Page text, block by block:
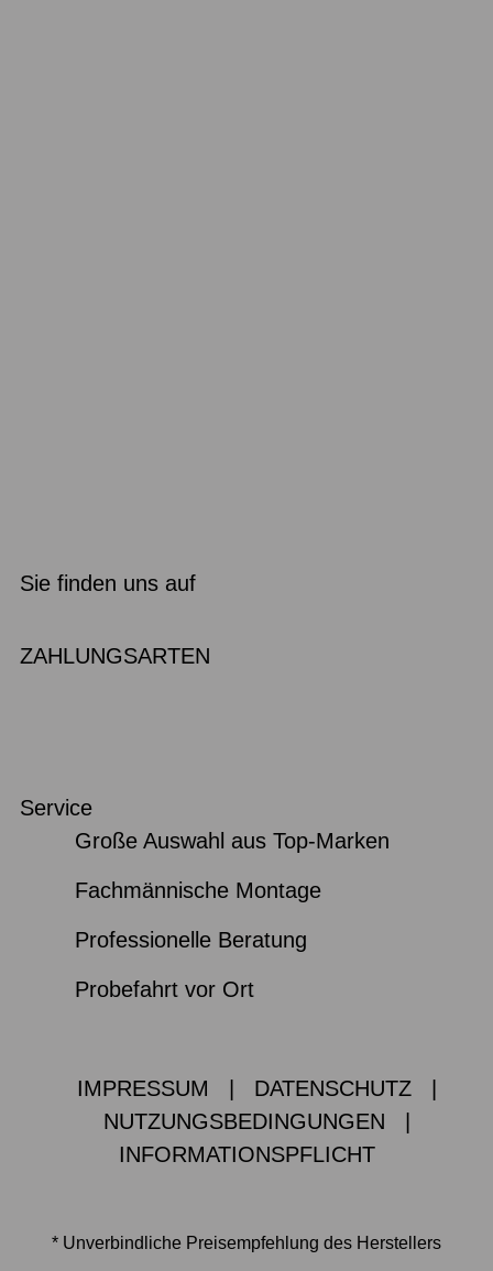
Sie finden uns auf
ZAHLUNGSARTEN
Service
Große Auswahl aus Top-Marken
Fachmännische Montage
Professionelle Beratung
Probefahrt vor Ort
IMPRESSUM DATENSCHUTZ
NUTZUNGSBEDINGUNGEN
INFORMATIONSPFLICHT
* Unverbindliche Preisempfehlung des Herstellers